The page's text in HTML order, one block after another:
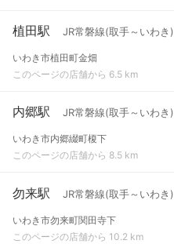
植田駅 JR常磐線(取手～いわき)
いわき市植田町金畑
このページの店舗から 6.5 km
内郷駅 JR常磐線(取手～いわき)
いわき市内郷綴町榎下
このページの店舗から 8.5 km
勿来駅 JR常磐線(取手～いわき)
いわき市勿来町関田寺下
このページの店舗から 10.2 km